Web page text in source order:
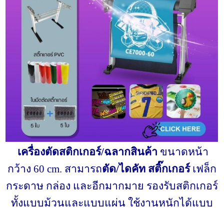
เครื่องตัดสติกเกอร์/ฉลากสินค้า ขนาดหน้า
กว้าง 60 cm. สามารถตัด/ไดคัท สติ๊กเกอร์เฟล็ก
กระดาษ กล่อง และอีกมากมาย รองรับสติกเกอร์
ทั้งแบบม้วนและแบบแผ่น ใช้งานหนักได้แบบ